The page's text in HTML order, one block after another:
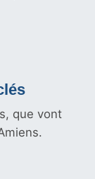
que vont